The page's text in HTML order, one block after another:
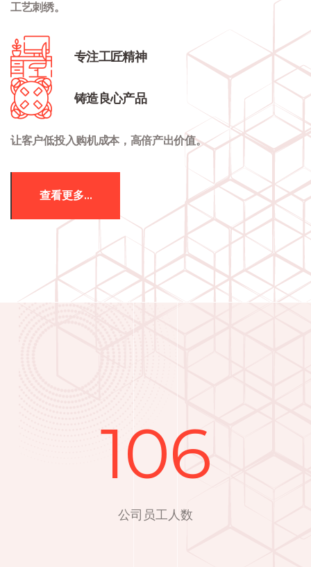
工艺刺绣。
专注工匠精神
铸造良心产品
让客户低投入购机成本，高倍产出价值。
查看更多...
106
公司员工人数